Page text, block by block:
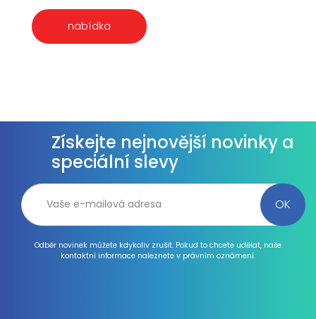
nabídka
Získejte nejnovější novinky a
speciální slevy
Odběr novinek můžete kdykoliv zrušit. Pokud to chcete udělat, naše
kontaktní informace naleznete v právním oznámení.